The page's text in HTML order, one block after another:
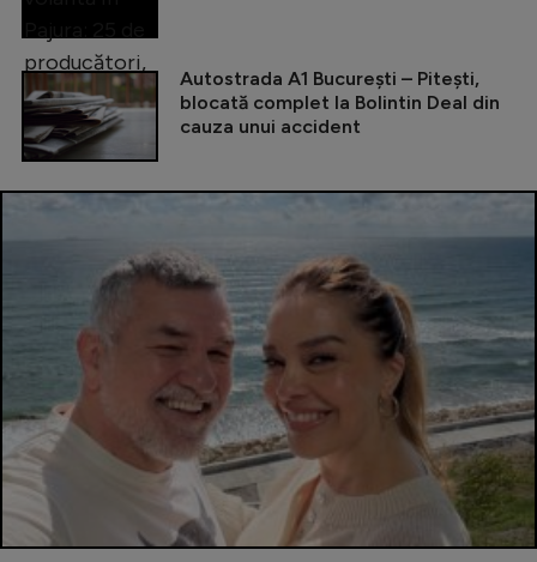
Autostrada A1 București – Pitești,
blocată complet la Bolintin Deal din
cauza unui accident